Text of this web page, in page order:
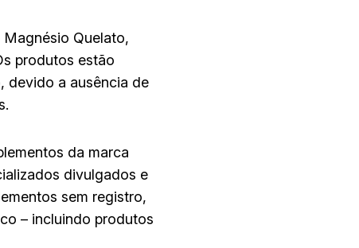
Quelato,
produtos estão
devido a ausência de
da marca
divulgados e
sem registro,
– incluindo produtos